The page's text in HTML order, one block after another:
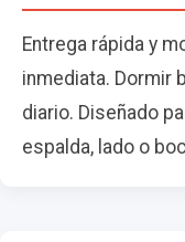
Entrega rápida y
inmediata. Dormir
diario. Diseñado
espalda, lado o